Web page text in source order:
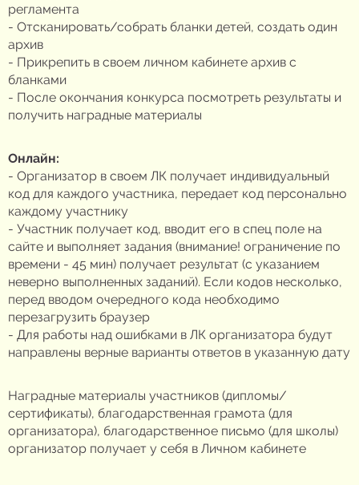
регламента
- Отсканировать/собрать бланки детей, создать один
архив
- Прикрепить в своем личном кабинете архив с
бланками
- После окончания конкурса посмотреть результаты и
получить наградные материалы
Онлайн:
- Организатор в своем ЛК получает индивидуальный
код для каждого участника, передает код персонально
каждому участнику
- Участник получает код, вводит его в спец поле на
сайте и выполняет задания (внимание! ограничение по
времени - 45 мин) получает результат (с указанием
неверно выполненных заданий). Если кодов несколько,
перед вводом очередного кода необходимо
перезагрузить браузер
- Для работы над ошибками в ЛК организатора будут
направлены верные варианты ответов в указанную дату
Наградные материалы участников (дипломы/
сертификаты), благодарственная грамота (для
организатора), благодарственное письмо (для школы)
организатор получает у себя в Личном кабинете